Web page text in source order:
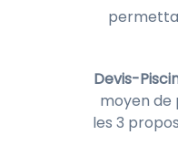
Devis-
moyen de
les 3